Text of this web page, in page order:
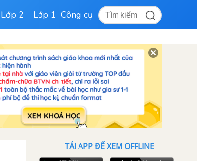
Lớp 2 Lớp 1 Công cụ
TẢI APP ĐỂ XEM OFFLINE